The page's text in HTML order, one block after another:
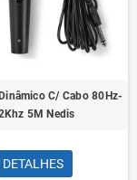
C/ Cabo 80Hz-
5M Nedis
DETALHES